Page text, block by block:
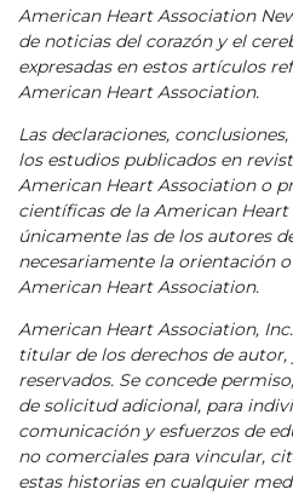
American Heart Association
de noticias del corazón y el
expresadas en estos artículos
American Heart Association.
Las declaraciones,
los estudios publicados en
American Heart Association o
científicas de la American
únicamente las de los autores
necesariamente la orientación
American Heart Association.
American Heart Association,
titular de los derechos de
reservados. Se concede
de solicitud adicional, para
comunicación y esfuerzos de
no comerciales para vincular,
estas historias en cualquier